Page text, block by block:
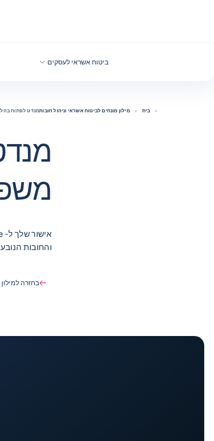
ביטוח אשראי לעסקים
בית מילון מונחים לביטוח אשראי וניהול חובותמנדט לפתוח
והחובות
בחזרה